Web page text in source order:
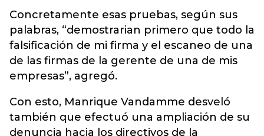
Concretamente esas pruebas, según sus
palabras, “demostrarian primero que todo la
falsificación de mi firma y el escaneo de una
de las firmas de la gerente de una de mis
empresas”, agregó.
Con esto, Manrique Vandamme desveló
también que efectuó una ampliación de su
denuncia hacia los directivos de la